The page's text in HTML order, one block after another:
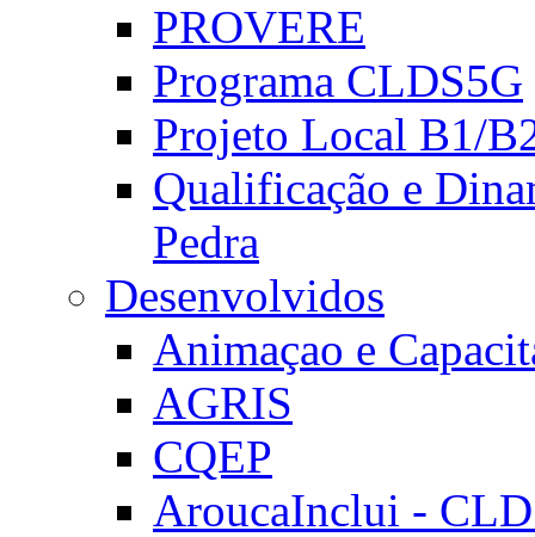
PROVERE
Programa CLDS5G
Projeto Local B1/
Qualificação e
Pedra
Desenvolvidos
Animaçao e
AGRIS
CQEP
AroucaInclui -